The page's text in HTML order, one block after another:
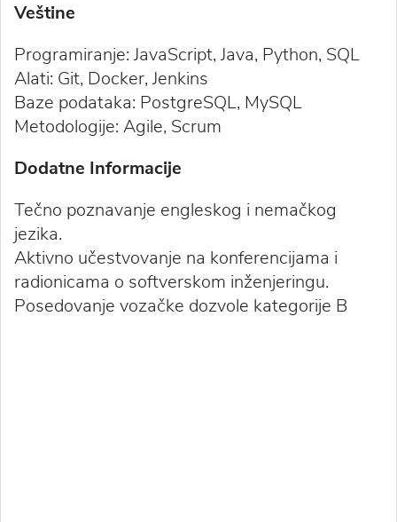
Veštine
Programiranje: JavaScript, Java, Python, SQL
Alati: Git, Docker, Jenkins
Baze podataka: PostgreSQL, MySQL
Metodologije: Agile, Scrum
Dodatne Informacije
Tečno poznavanje engleskog i nemačkog
jezika.
Aktivno učestvovanje na konferencijama i
radionicama o softverskom inženjeringu.
Posedovanje vozačke dozvole kategorije B